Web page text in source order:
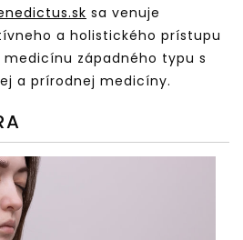
sa venuje
a holistického prístupu
západného typu s
a prírodnej medicíny.